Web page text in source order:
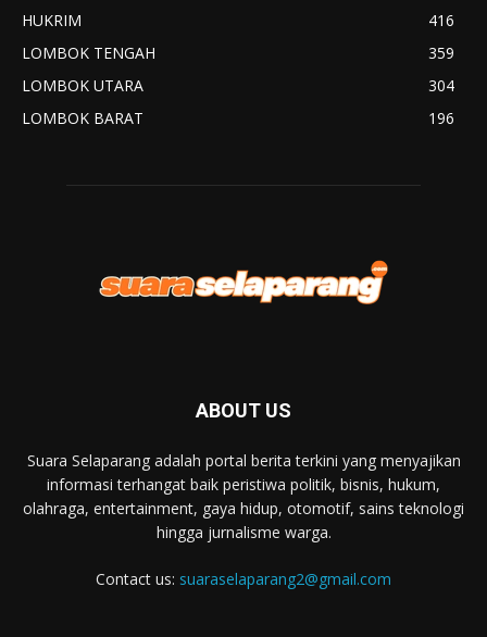
HUKRIM
416
LOMBOK TENGAH
359
LOMBOK UTARA
304
LOMBOK BARAT
196
ABOUT US
Suara Selaparang adalah portal berita terkini yang menyajikan
informasi terhangat baik peristiwa politik, bisnis, hukum,
olahraga, entertainment, gaya hidup, otomotif, sains teknologi
hingga jurnalisme warga.
Contact us: suaraselaparang2@gmail.com